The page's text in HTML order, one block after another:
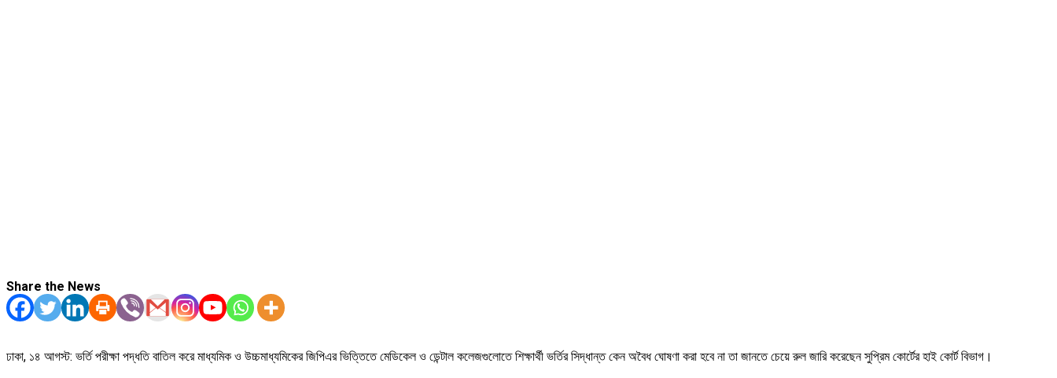
Share the News
ঢাকা, ১৪ আগস্ট: ভর্তি পরীক্ষা পদ্ধতি বাতিল করে মাধ্যমিক ও উচ্চমাধ্যমিকের জিপিএর ভিত্তিতে মেডিকেল ও ডেন্টাল কলেজগুলোতে শিক্ষার্থী ভর্তির সিদ্ধান্ত কেন অবৈধ ঘোষণা করা হবে না তা জানতে চেয়ে রুল জারি করেছেন সুপ্রিম কোর্টের হাই কোর্ট বিভাগ।